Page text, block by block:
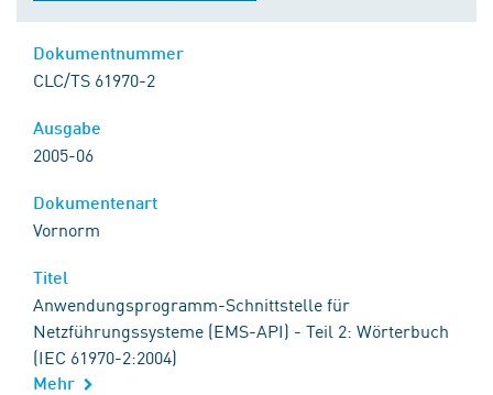
CLC/TS 61970-2
2005-06
Vornorm
Anwendungsprogramm-Schnittstelle für
Netzführungssysteme (EMS-API) - Teil 2: Wörterbuch
(IEC 61970-2:2004)
Mehr